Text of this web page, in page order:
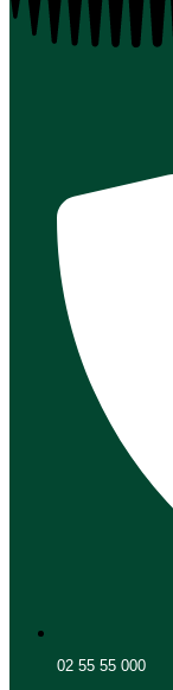
02 55 55 000